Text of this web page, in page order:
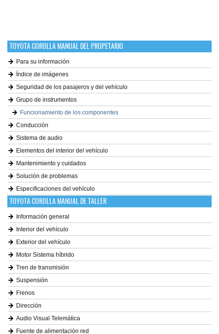
TOYOTA COROLLA MANUAL DEL PROPETARIO
Para su información
Índice de imágenes
Seguridad de los pasajeros y del vehículo
Grupo de instrumentos
Funcionamiento de los componentes
Conducción
Sistema de audio
Elementos del interior del vehículo
Mantenimiento y cuidados
Solución de problemas
Especificaciones del vehículo
TOYOTA COROLLA MANUAL DE TALLER
Información general
Interior del vehículo
Exterior del vehículo
Motor Sistema híbrido
Tren de transmisión
Suspensión
Frenos
Dirección
Audio Visual Telemática
Fuente de alimentación red